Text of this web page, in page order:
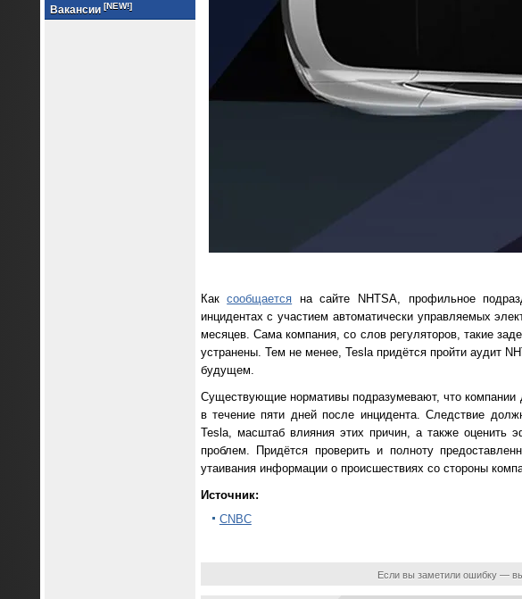
Вакансии [NEW!]
Каксообщается на сайте NHTSA, профильное
инцидентах с участием автоматически управляемых
месяцев. Сама компания, со слов регуляторов, такие
устранены. Тем не менее, Tesla придётся пройти аудит
будущем.
Существующие нормативы подразумевают, что
в течение пяти дней после инцидента. Следствие
Tesla, масштаб влияния этих причин, а также оценить
проблем. Придётся проверить и полноту
утаивания информации о происшествиях со стороны
Источник:
CNBC
Если вы заметили ошибку —